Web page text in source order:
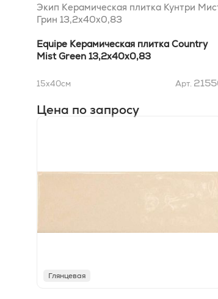
Экип Керамическая плитка Кунтри
Грин 13,2х40x0,83
Equipe Керамическая плитка Country
Mist Green 13,2х40x0,83
15x40см Арт.
Цена по запросу
Глянцевая